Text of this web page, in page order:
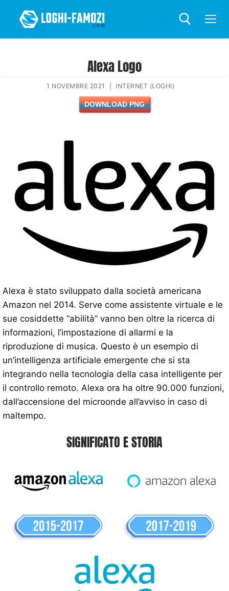
Alexa Logo
1 NOVEMBRE 2021 INTERNET (LOGHI)
DOWNLOAD PNG
Alexa è stato sviluppato dalla società americana
Amazon nel 2014. Serve come assistente virtuale e le
sue cosiddette “abilità” vanno ben oltre la ricerca di
informazioni, l’impostazione di allarmi e la
riproduzione di musica. Questo è un esempio di
un’intelligenza artificiale emergente che si sta
integrando nella tecnologia della casa intelligente per
il controllo remoto. Alexa ora ha oltre 90.000 funzioni,
dall’accensione del microonde all’avviso in caso di
maltempo.
SIGNIFICATO E STORIA